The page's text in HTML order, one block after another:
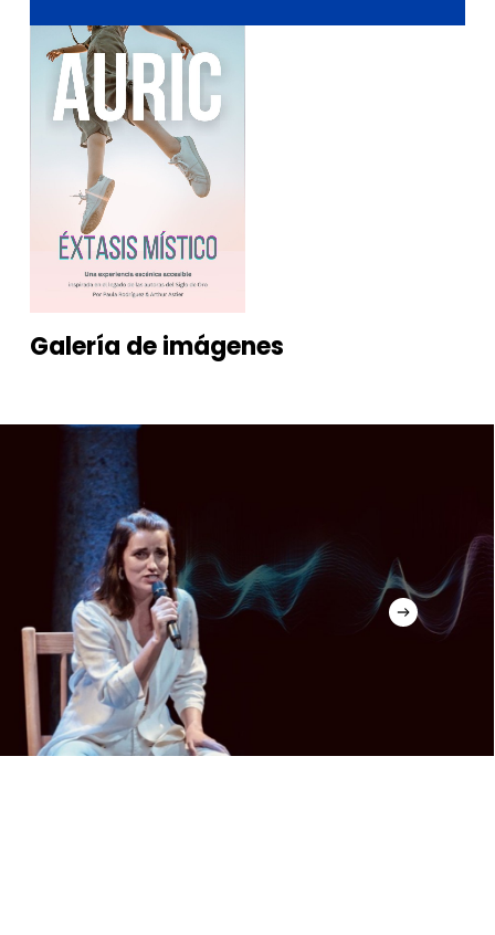
Video escena
Enrique Muñoz
Audiovisuales y accesibilidad
Enrique Muñoz
Galería deimágenes